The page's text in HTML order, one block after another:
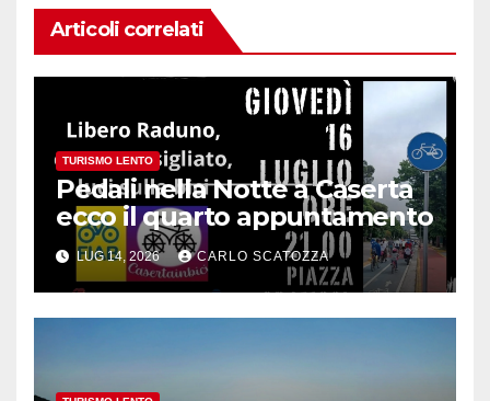
Articoli correlati
TURISMO LENTO
Pedali nella Notte a Caserta
ecco il quarto appuntamento
LUG 14, 2026 CARLO SCATOZZA